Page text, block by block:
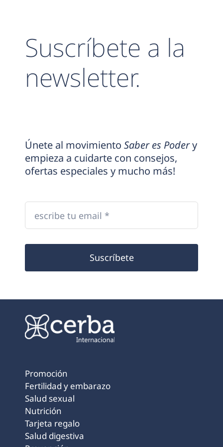
Suscríbete a la
newsletter.
Únete al movimiento Saber es Podery
empieza a cuidarte con consejos,
ofertas especiales y mucho más!
Suscríbete
Promoción
Fertilidad y embarazo
Salud sexual
Nutrición
Tarjeta regalo
Salud digestiva